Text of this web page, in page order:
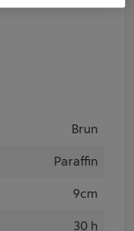
Brun
Paraffin
9cm
30 h